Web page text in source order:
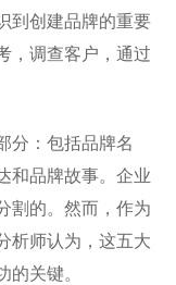
到创建品牌的重要
，调查客户，通过
分：包括品牌名
和品牌故事。企业
割的。然而，作为
析师认为，这五大
的关键。